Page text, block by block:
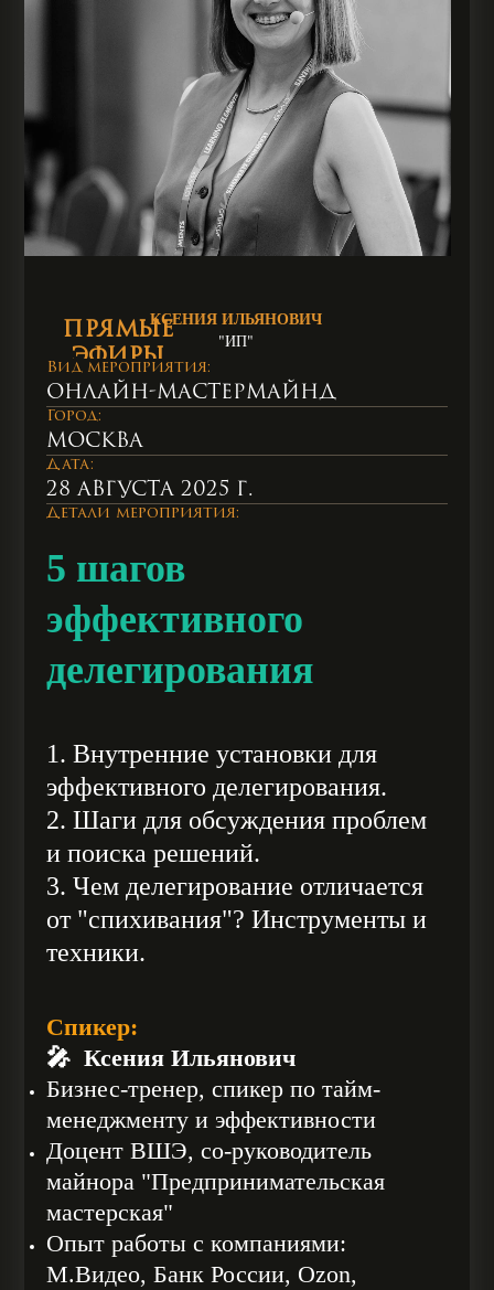
КСЕНИЯ ИЛЬЯНОВИЧ
"ИП"
ПРЯМЫЕ
ЭФИРЫ
ПОМОГУТ
ПОВЫСИТЬ
УРОВЕНЬ
ВАШЕЙ
ПРОФЕССИОНАЛЬНОЙ
КОМПЕТЕНЦИИ
Вид мероприятия:
Онлайн-мастермайнд
Город:
Москва
Дата:
28 августа 2025 г.
Детали мероприятия:
5 шагов
эффективного
делегирования
1. Внутренние установки для
эффективного делегирования.
2. Шаги для обсуждения проблем
и поиска решений.
3. Чем делегирование отличается
от "спихивания"? Инструменты и
техники.
Спикер:
🎤 Ксения Ильянович
Бизнес-тренер, спикер по тайм-
менеджменту и эффективности
Доцент ВШЭ, со-руководитель
майнора "Предпринимательская
мастерская"
Опыт работы с компаниями:
М.Видео, Банк России, Ozon,